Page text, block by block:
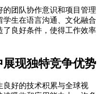
团队协作意识和项目管理
生在语言沟通、文化融合
良好条件，使得工作效率
现独特竞争优势
良好的技术积累与全球视